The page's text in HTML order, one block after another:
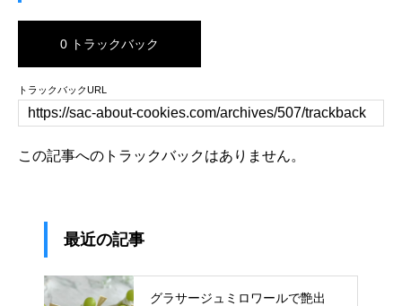
0 トラックバック
トラックバックURL
この記事へのトラックバックはありません。
最近の記事
グラサージュミロワールで艶出